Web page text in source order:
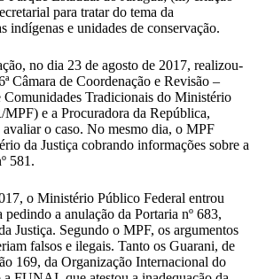
para tratar do tema da
indígenas e unidades de conservação.
no dia 23 de agosto de 2017, realizou-
Câmara de Coordenação e Revisão –
Comunidades Tradicionais do Ministério
e a Procuradora da República,
avaliar o caso. No mesmo dia, o MPF
da Justiça cobrando informações sobre a
581.
o Ministério Público Federal entrou
a anulação da Portaria nº 683,
Justiça. Segundo o MPF, os argumentos
falsos e ilegais. Tanto os Guarani, de
169, da Organização Internacional do